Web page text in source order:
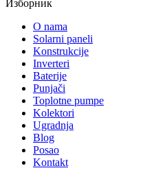
Изборник
O nama
Solarni paneli
Konstrukcije
Inverteri
Baterije
Punjači
Toplotne pumpe
Kolektori
Ugradnja
Blog
Posao
Kontakt